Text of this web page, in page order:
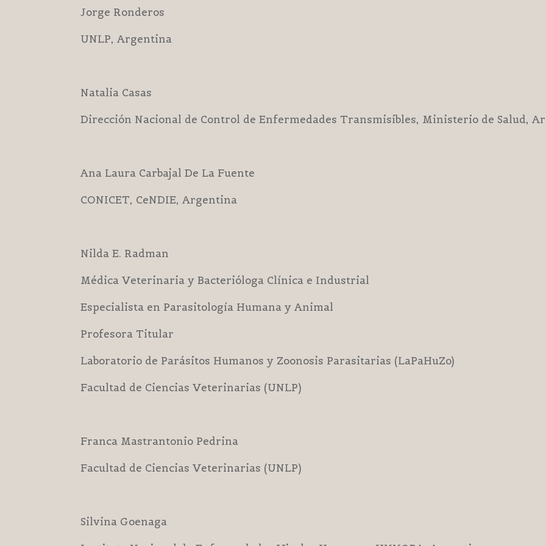
Jorge Ronderos
UNLP, Argentina
Natalia Casas
Dirección Nacional de Control de Enfermedades Transmisibles, Ministerio de Salud,
Ana Laura Carbajal De La Fuente
CONICET, CeNDIE, Argentina
Nilda E. Radman
Médica Veterinaria y Bacterióloga Clínica e Industrial
Especialista en Parasitología Humana y Animal
Profesora Titular
Laboratorio de Parásitos Humanos y Zoonosis Parasitarias (LaPaHuZo)
Facultad de Ciencias Veterinarias (UNLP)
Franca Mastrantonio Pedrina
Facultad de Ciencias Veterinarias (UNLP)
Silvina Goenaga